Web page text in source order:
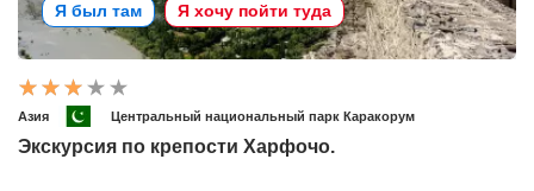
Я был там Я хочу пойти туда
Азия Центральный национальный парк Каракорум
Экскурсия по крепости Харфочо.